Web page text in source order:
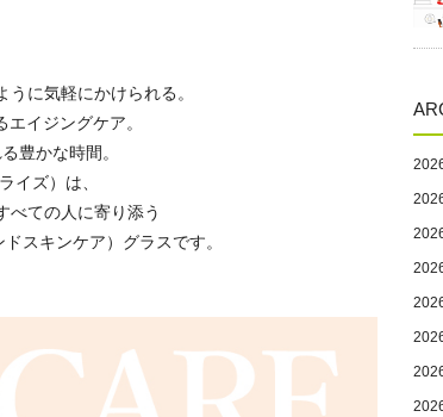
に気軽にかけられる。
イジングケア。
豊かな時間。
イズ）は、
べての人に寄り添う
スキンケア）グラスです。